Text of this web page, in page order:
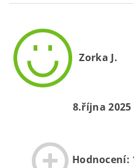
Hodnocení: